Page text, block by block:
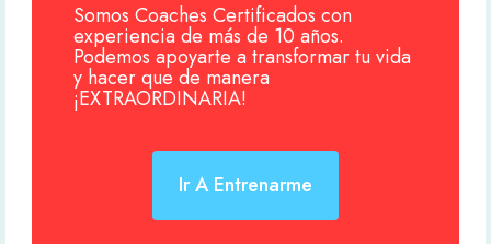
Somos Coaches Certificados con
experiencia de más de 10 años.
Podemos apoyarte a transformar tu vida
y hacer que de manera
¡EXTRAORDINARIA!
Ir A Entrenarme